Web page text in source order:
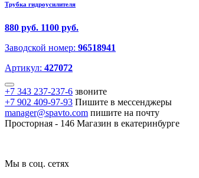
Трубка гидроусилителя
880 руб. 1100 руб.
Заводской номер: 96518941
Артикул: 427072
+7 343 237-237-6 звоните
+7 902 409-97-93 Пишите в мессенджеры
manager@spavto.com пишите на почту
Просторная - 146 Магазин в екатеринбурге
Мы в соц. сетях